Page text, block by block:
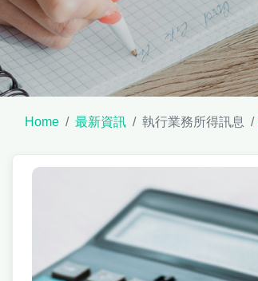
Home 最新資訊 執行業務所得訊息